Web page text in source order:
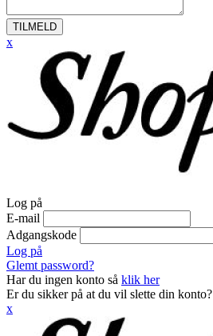
TILMELD
x
Log på
E-mail
Adgangskode
Log på
Glemt password?
Har du ingen konto så klik her
Er du sikker på at du vil slette din konto?
x